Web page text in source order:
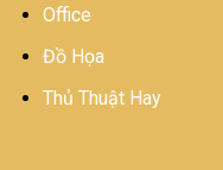
Office
Đồ Họa
Thủ Thuật Hay